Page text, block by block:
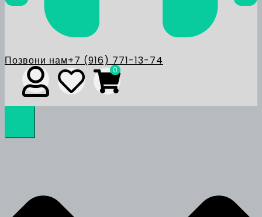
Позвони нам+7 (916) 771-13-74
0